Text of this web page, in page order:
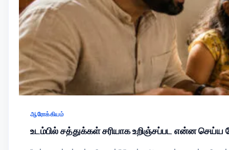
ஆரோக்கியம்
உடம்பில் சத்துக்கள் சரியாக உறிஞ்சப்பட என்ன